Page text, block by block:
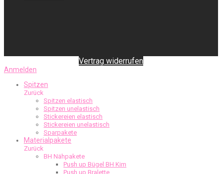
Vertrag widerrufen
Anmelden
Spitzen
Zurück
Spitzen elastisch
Spitzen unelastisch
Stickereien elastisch
Stickereien unelastisch
Sparpakete
Materialpakete
Zurück
BH Nähpakete
Push up Bügel BH Kim
Push up Bralette